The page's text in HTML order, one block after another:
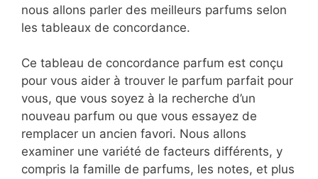
nous allons parler des meilleurs parfums selon
les tableaux de concordance.
Ce tableau de concordance parfum est conçu
pour vous aider à trouver le parfum parfait pour
vous, que vous soyez à la recherche d’un
nouveau parfum ou que vous essayez de
remplacer un ancien favori. Nous allons
examiner une variété de facteurs différents, y
compris la famille de parfums, les notes, et plus